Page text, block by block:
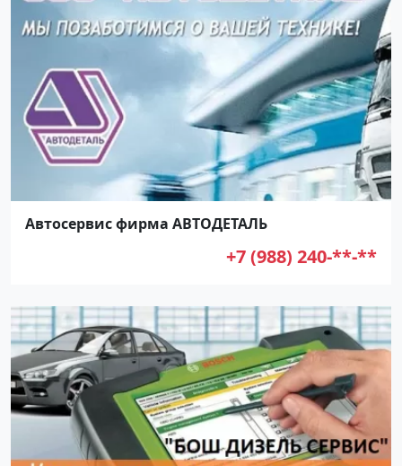
Автосервис фирма АВТОДЕТАЛЬ
+7 (988) 240-**-**